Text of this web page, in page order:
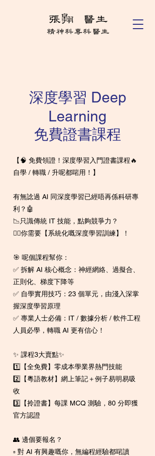
深度學習 Deep
Learning
​免費證書課程
【🧠 免費領證！深度學習入門證書課程🔥
自學 / 轉職 / 升呢都啱用！】
有無諗過 AI 同深度學習已經唔再係科研專
利？🤖
📉只識傳統 IT 技能，點夠競爭力？
👉🏻你需要【系統化嘅深度學習訓練】！
🎯 呢個課程幫你：
✅ 拆解 AI 核心概念：神經網絡、過擬合、
正則化、梯度下降等
✅ 自學實用技巧：23 個單元，由淺入深掌
握深度學習原理
✅ 專業人士必備：IT / 數據分析 / 軟件工程
人員必學，轉職 AI 更有信心！
✨ 課程3大賣點✨
1️⃣【全免費】零成本學業界熱門技能
2️⃣【粵語教材】網上筆記＋例子易明易吸
收
3️⃣【拎證書】每課 MCQ 測驗，80 分即獲
官方認證
👥 邊個要報名？
▫️ 對 AI 有興趣嘅你，無編程經驗都啱讀